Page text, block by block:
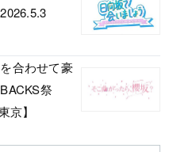
合わせて豪
祭
京】